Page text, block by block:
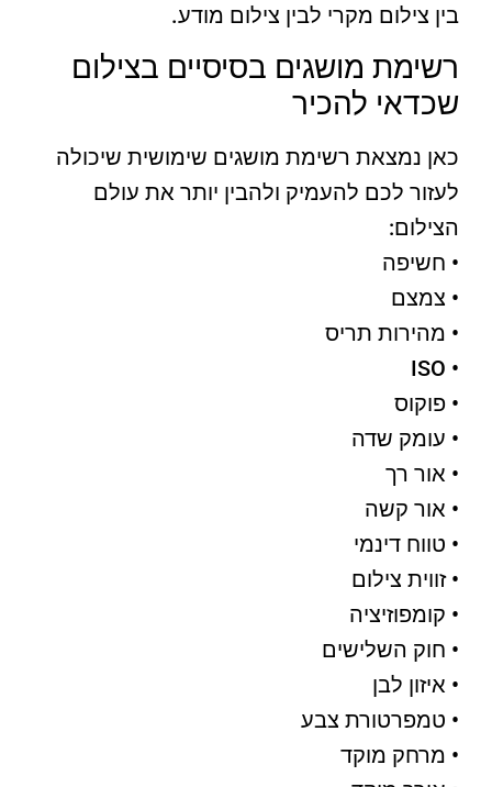
בין צילום מקרי לבין צילום מודע.
רשימת מושגים בסיסיים בצילום
שכדאי להכיר
כאן נמצאת רשימת מושגים שימושית שיכולה
לעזור לכם להעמיק ולהבין יותר את עולם
הצילום:
• חשיפה
• צמצם
• מהירות תריס
• ISO
• פוקוס
• עומק שדה
• אור רך
• אור קשה
• טווח דינמי
• זווית צילום
• קומפוזיציה
• חוק השלישים
• איזון לבן
• טמפרטורת צבע
• מרחק מוקד